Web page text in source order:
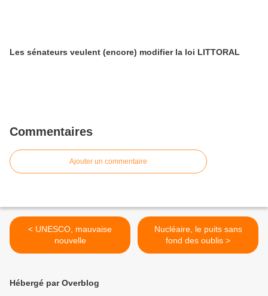
Les sénateurs veulent (encore) modifier la loi LITTORAL
Commentaires
Ajouter un commentaire
< UNESCO, mauvaise
nouvelle
Nucléaire, le puits sans
fond des oublis >
Hébergé par Overblog